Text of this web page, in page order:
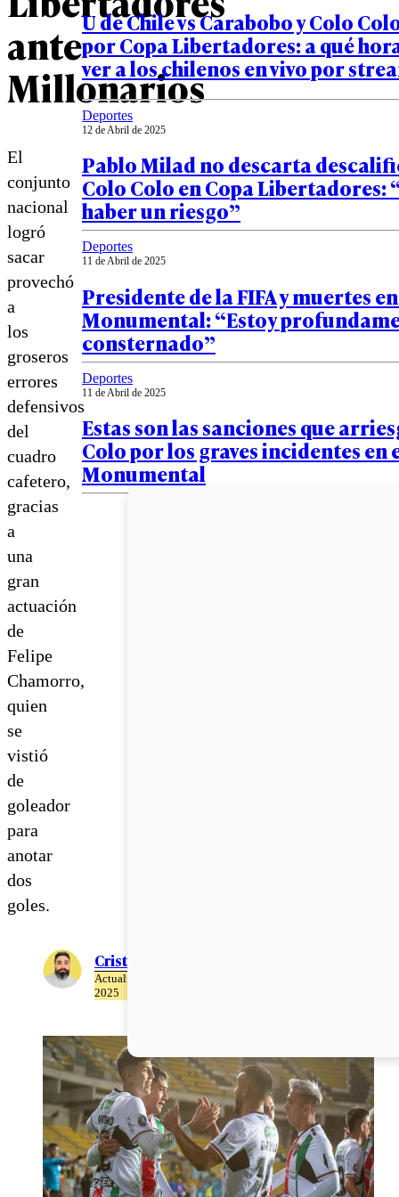
ante
Millonarios
El
conjunto
nacional
logró
sacar
provechó
a
los
groseros
errores
defensivos
del
cuadro
cafetero,
gracias
a
una
gran
actuación
de
Felipe
Chamorro,
quien
se
vistió
de
goleador
para
anotar
dos
goles.
Cristián Meza
Actualizado el 23 de Abril del
2025
U de Chile vs Carabobo y Colo
por Copa Libertadores: a qué
ver a los chilenos en vivo por
Deportes
12 de Abril de 2025
Pablo Milad no descarta
Colo Colo en Copa Libertadores:
haber un riesgo”
Deportes
11 de Abril de 2025
Presidente de la FIFA y muertes
Monumental: “Estoy
consternado”
Deportes
11 de Abril de 2025
Estas son las sanciones que
Colo por los graves incidentes en
Monumental